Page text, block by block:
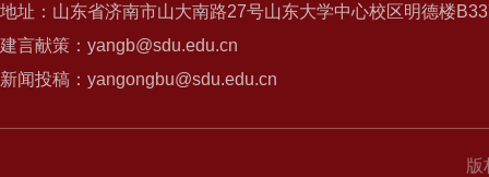
地址：山东省济南市山大南路27号山东大学中心校区明德楼
建言献策：yangb@sdu.edu.cn
新闻投稿：yangongbu@sdu.edu.cn
版